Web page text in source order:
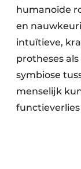
humanoïde
en
intuïtieve,
protheses
symbiose
menselijk